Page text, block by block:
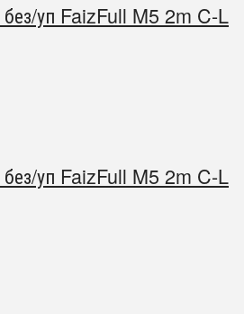
уп FaizFull M5 2m C-L
уп FaizFull M5 2m C-L